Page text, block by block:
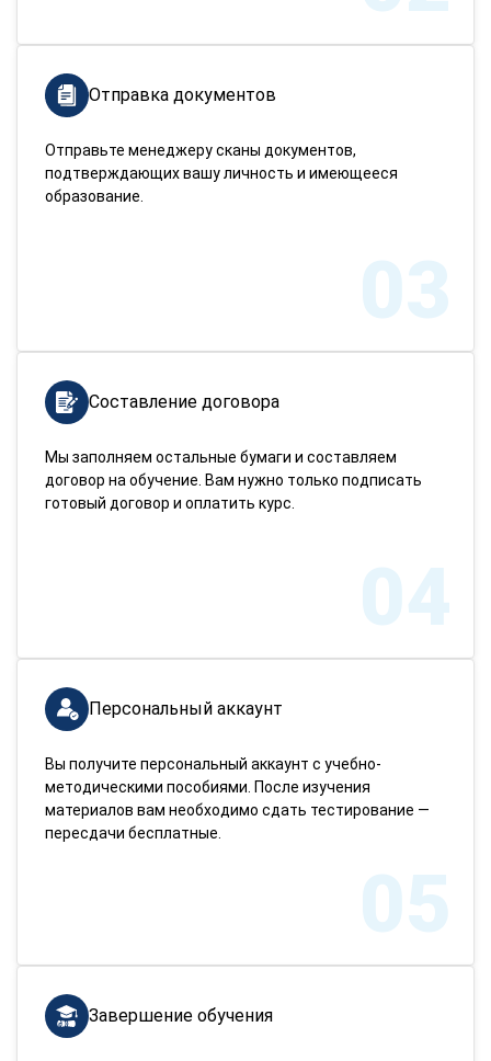
Отправка документов
Отправьте менеджеру сканы документов,
подтверждающих вашу личность и имеющееся
образование.
03
Составление договора
Мы заполняем остальные бумаги и составляем
договор на обучение. Вам нужно только подписать
готовый договор и оплатить курс.
04
Персональный аккаунт
Вы получите персональный аккаунт с учебно-
методическими пособиями. После изучения
материалов вам необходимо сдать тестирование —
пересдачи бесплатные.
05
Завершение обучения